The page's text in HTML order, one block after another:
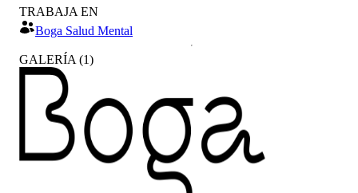
TRABAJA EN
Boga Salud Mental
GALERÍA (1)